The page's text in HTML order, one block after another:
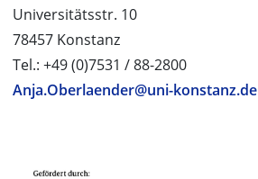
Universitätsstr. 10
78457 Konstanz
Tel.: +49 (0)7531 / 88-2800
Anja.Oberlaender@uni-konstanz.de